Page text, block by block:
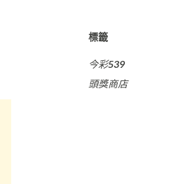
標籤
今彩539
頭獎商店